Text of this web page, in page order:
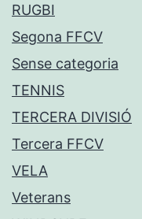
RUGBI
Segona FFCV
Sense categoria
TENNIS
TERCERA DIVISIÓ
Tercera FFCV
VELA
Veterans